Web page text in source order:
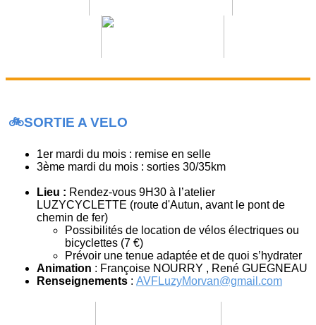
🚲SORTIE A VELO
1er mardi du mois : remise en selle
3ème mardi du mois : sorties 30/35km
Lieu : Rendez-vous 9H30 à l’atelier
LUZYCYCLETTE (route d'Autun, avant le pont de
chemin de fer)
Possibilités de location de vélos électriques ou
bicyclettes (7 €)
Prévoir une tenue adaptée et de quoi s’hydrater
Animation : Françoise NOURRY , René GUEGNEAU
Renseignements : AVFLuzyMorvan@gmail.com